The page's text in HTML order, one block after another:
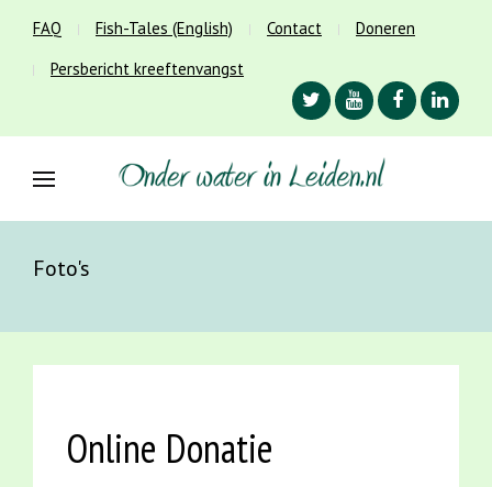
FAQ Fish-Tales (English) Contact
Doneren
Persbericht kreeftenvangst
Foto's
Online Donatie